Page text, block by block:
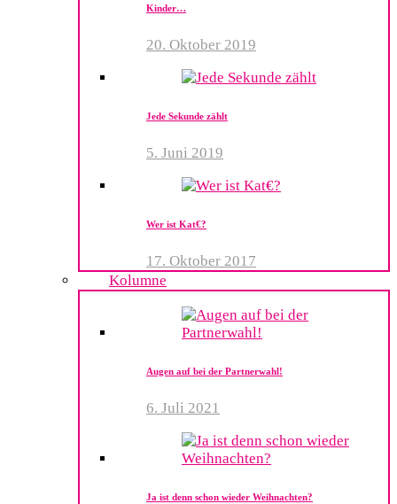
Kinder…
20. Oktober 2019
Jede Sekunde zählt
5. Juni 2019
Wer ist Kat€?
17. Oktober 2017
Kolumne
Augen auf bei der Partnerwahl!
6. Juli 2021
Ja ist denn schon wieder Weihnachten?